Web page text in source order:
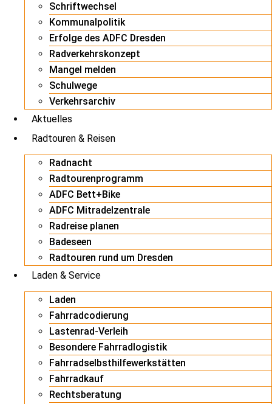
Schriftwechsel
Kommunalpolitik
Erfolge des ADFC Dresden
Radverkehrskonzept
Mangel melden
Schulwege
Verkehrsarchiv
Aktuelles
Radtouren & Reisen
Radnacht
Radtourenprogramm
ADFC Bett+Bike
ADFC Mitradelzentrale
Radreise planen
Badeseen
Radtouren rund um Dresden
Laden & Service
Laden
Fahrradcodierung
Lastenrad-Verleih
Besondere Fahrradlogistik
Fahrradselbsthilfewerkstätten
Fahrradkauf
Rechtsberatung